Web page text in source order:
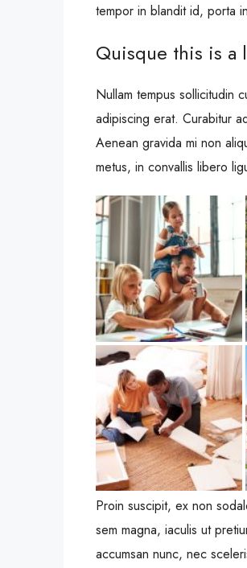
tempor in blandit id, porta
Quisque this is a
Nullam tempus sollicitudin
adipiscing erat. Curabitur
Aenean gravida mi non
metus, in convallis libero
Proin suscipit, ex non
sem magna, iaculis ut
accumsan nunc, nec